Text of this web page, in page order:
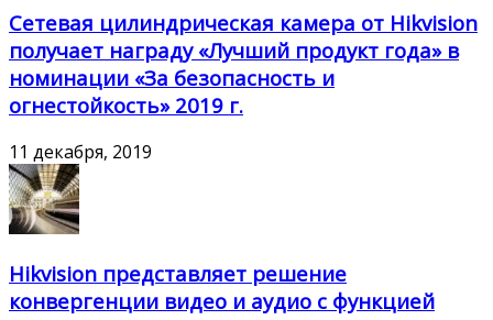
Сетевая цилиндрическая камера от Hikvision
получает награду «Лучший продукт года» в
номинации «За безопасность и
огнестойкость» 2019 г.
11 декабря, 2019
Hikvision представляет решение
конвергенции видео и аудио с функцией